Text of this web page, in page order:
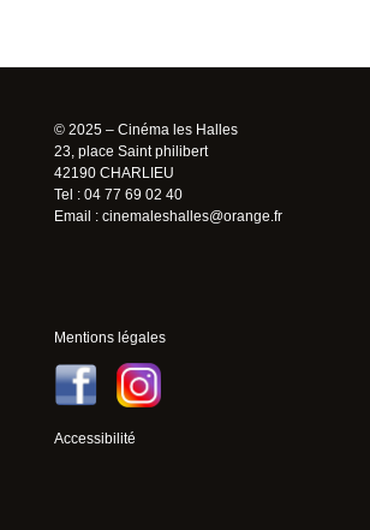
© 2025 – Cinéma les Halles
23, place Saint philibert
42190 CHARLIEU
Tel : 04 77 69 02 40
Email : cinemaleshalles@orange.fr
Mentions légales
Accessibilité